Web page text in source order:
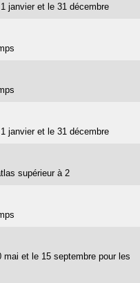
janvier et le 31 décembre
janvier et le 31 décembre
supérieur à 2
et le 15 septembre pour les